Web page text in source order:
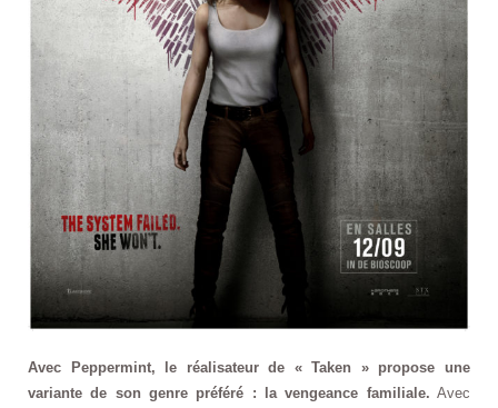
Avec Peppermint, le réalisateur de « Taken » propose une
variante de son genre préféré : la vengeance familiale. Avec